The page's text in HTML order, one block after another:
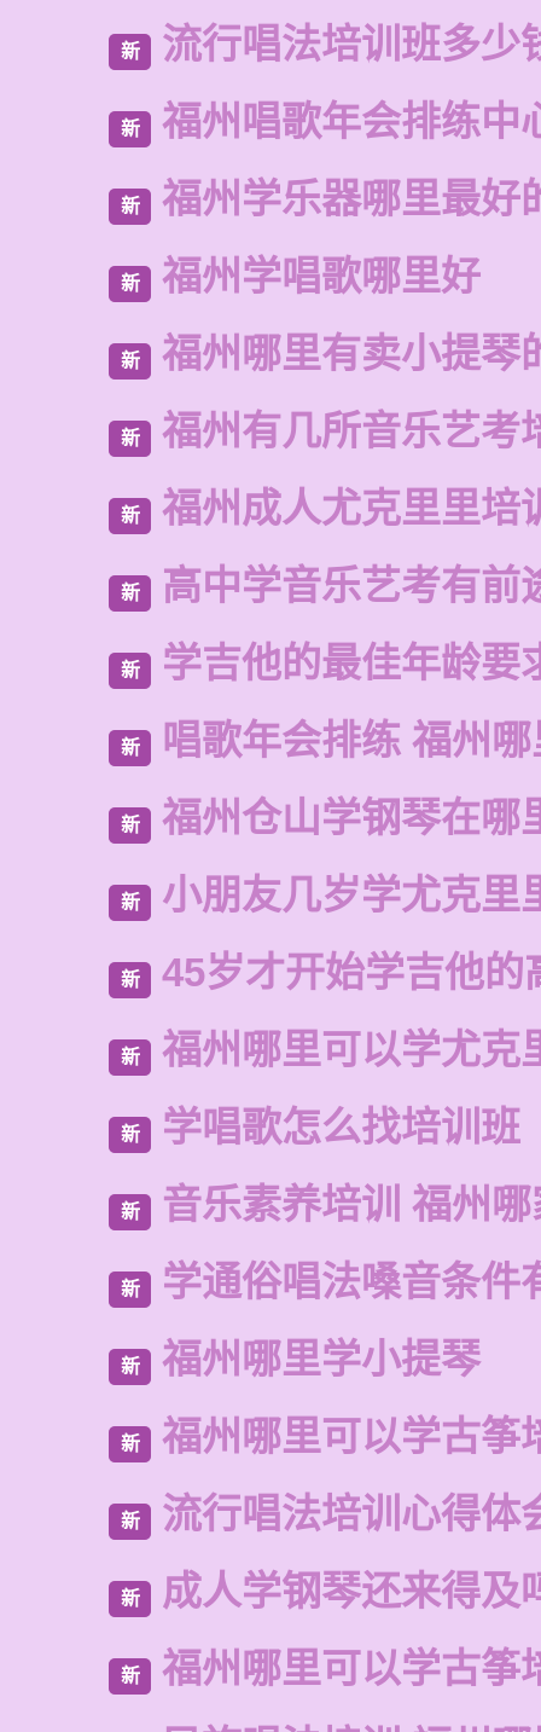
新 流行唱法培训班多少
新 福州唱歌年会排练中
新 福州学乐器哪里最好
新 福州学唱歌哪里好
新 福州哪里有卖小提琴
新 福州有几所音乐艺考
新 福州成人尤克里里培
新 高中学音乐艺考有前
新 学吉他的最佳年龄要
新 唱歌年会排练 福州
新 福州仓山学钢琴在哪
新 小朋友几岁学尤克里
新 45岁才开始学吉他的
新 福州哪里可以学尤克
新 学唱歌怎么找培训班
新 音乐素养培训 福州
新 学通俗唱法嗓音条件
新 福州哪里学小提琴
新 福州哪里可以学古筝
新 流行唱法培训心得体
新 成人学钢琴还来得及
新
福州哪里可以学古筝